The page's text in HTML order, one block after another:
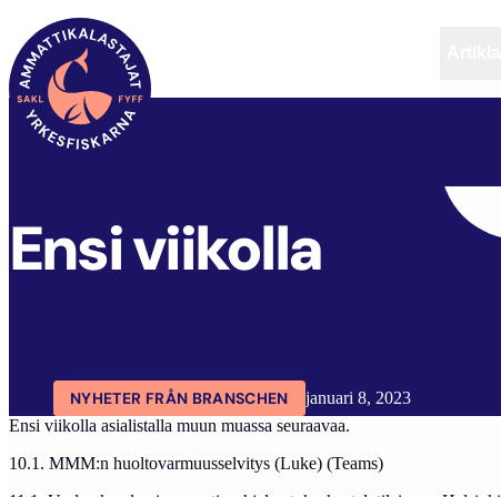
FYFF ARTIKLAR
Ensi viikolla
NYHETER FRÅN BRANSCHEN
januari 8, 2023
Ensi viikolla asialistalla muun muassa seuraavaa.
10.1. MMM:n huoltovarmuusselvitys (Luke) (Teams)